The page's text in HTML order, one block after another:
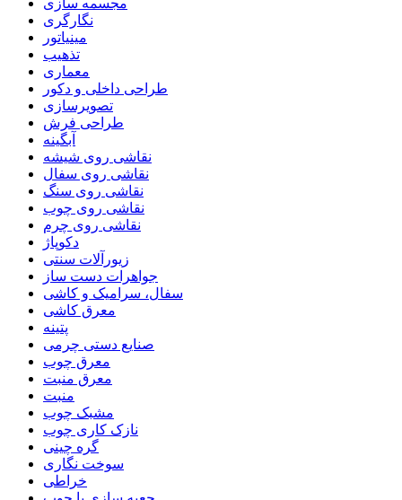
مجسمه سازی
نگارگری
مینیاتور
تذهیب
معماری
طراحی داخلی و دکور
تصویرسازی
طراحی فرش
آبگینه
نقاشی روی شیشه
نقاشی روی سفال
نقاشی روی سنگ
نقاشی روی چوب
نقاشی روی چرم
دکوپاژ
زیورآلات سنتی
جواهرات دست ساز
سفال، سرامیک و کاشی
معرق کاشی
پتینه
صنایع دستی چرمی
معرق چوب
معرق منبت
منبت
مشبک چوب
نازک کاری چوب
گره چینی
سوخت نگاری
خراطی